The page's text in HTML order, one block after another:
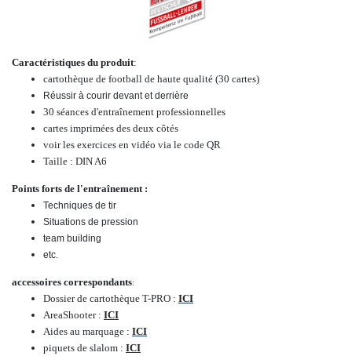
Caractéristiques du produit:
cartothèque de football de haute qualité (30 cartes)
Réussir à courir devant et derrière
30 séances d'entraînement professionnelles
cartes imprimées des deux côtés
voir les exercices en vidéo via le code QR
Taille : DIN A6
Points forts de l'entraînement :
Techniques de tir
Situations de pression
team building
etc.
accessoires correspondants:
Dossier de cartothèque T-PRO : ICI
AreaShooter : ICI
Aides au marquage : ICI
piquets de slalom : ICI